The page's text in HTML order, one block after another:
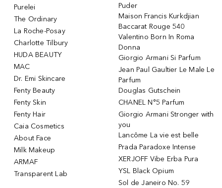
Purelei
The Ordinary
La Roche-Posay
Charlotte Tilbury
HUDA BEAUTY
MAC
Dr. Emi Skincare
Fenty Beauty
Fenty Skin
Fenty Hair
Caia Cosmetics
About Face
Milk Makeup
ARMAF
Transparent Lab
Puder
Maison Francis Kurkdjian
Baccarat Rouge 540
Valentino Born In Roma
Donna
Giorgio Armani Si Parfum
Jean Paul Gaultier Le Male Le
Parfum
Douglas Gutschein
CHANEL N°5 Parfum
Giorgio Armani Stronger with
you
Lancôme La vie est belle
Prada Paradoxe Intense
XERJOFF Vibe Erba Pura
YSL Black Opium
Sol de Janeiro No. 59